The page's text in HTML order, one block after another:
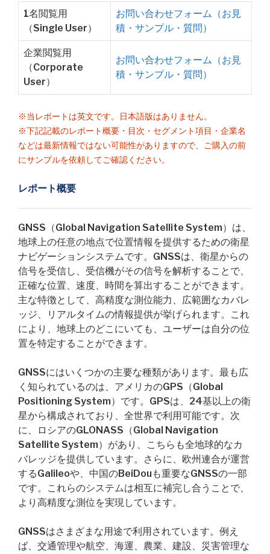
1名閲覧用
（Single User）
お問い合わせフォーム（お見
積・サンプル・質問）
企業閲覧用
（Corporate
User）
お問い合わせフォーム（お見
積・サンプル・質問）
※当レポートは英文です。日本語版はありません。
※下記記載のレポート概要・目次・セグメント項目・企業名
などは最新情報ではない可能性がありますので、ご購入の前
にサンプルを依頼してご確認ください。
レポート概要
GNSS（Global Navigation Satellite System）は、
地球上の任意の地点で位置情報を提供するための衛星
ナビゲーションシステムです。GNSSは、衛星からの
信号を受信し、受信機がその信号を解析することで、
正確な位置、速度、時間を算出することができます。
主な特徴として、高精度な測位能力、広範囲なカバレ
ッジ、リアルタイムの情報提供が挙げられます。これ
により、地球上のどこにいても、ユーザーは自分の位
置を特定することができます。
GNSSにはいくつかの主要な種類があります。最も広
く知られているのは、アメリカのGPS（Global
Positioning System）です。GPSは、24基以上の衛
星から構成されており、全世界で利用可能です。次
に、ロシアのGLONASS（Global Navigation
Satellite System）があり、こちらも全地球的なカ
バレッジを提供しています。さらに、欧州連合が運営
するGalileoや、中国のBeiDouも重要なGNSSの一部
です。これらのシステムは相互に補完し合うことで、
より高精度な測位を実現しています。
GNSSはさまざまな用途で利用されています。例え
ば、交通管理や航空、海運、農業、建設、災害管理な